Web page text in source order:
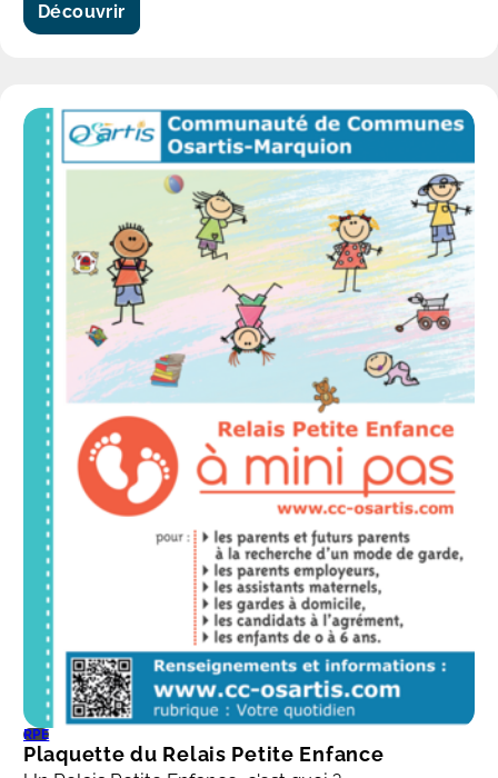
Découvrir
Plaquette du Relais Petite Enfance
RPE